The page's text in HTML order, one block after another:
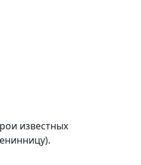
известных